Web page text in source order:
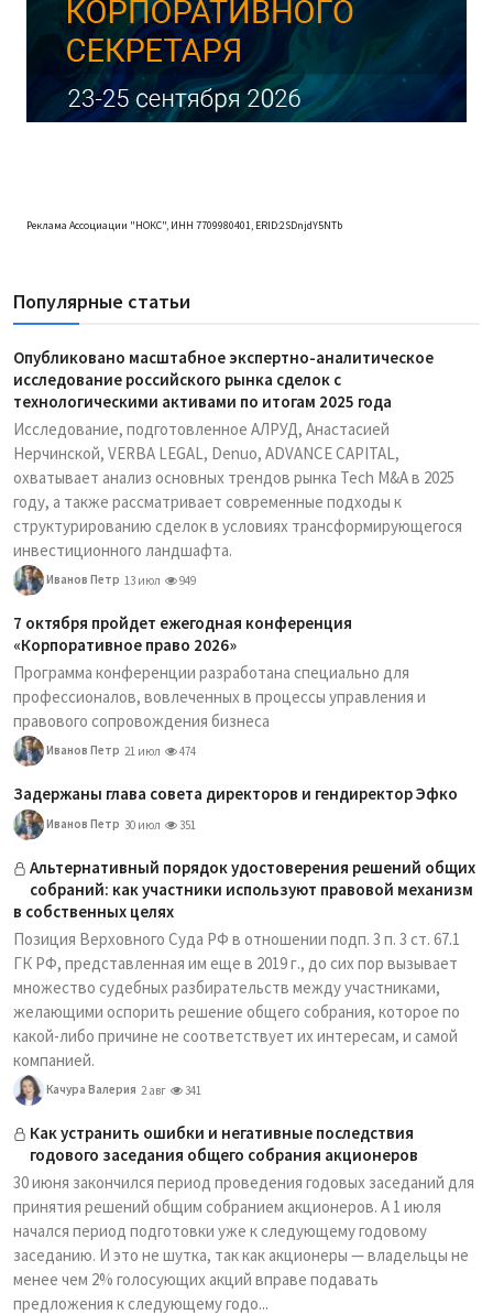
Реклама Ассоциации "НОКС", ИНН 7709980401, ERID:2SDnjdY5NTb
Популярные статьи
Опубликовано масштабное экспертно-аналитическое
исследование российского рынка сделок с
технологическими активами по итогам 2025 года
Исследование, подготовленное АЛРУД, Анастасией
Нерчинской, VERBA LEGAL, Denuo, ADVANCE CAPITAL,
охватывает анализ основных трендов рынка Tech M&A в 2025
году, а также рассматривает современные подходы к
структурированию сделок в условиях трансформирующегося
инвестиционного ландшафта.
Иванов Петр 13 июл 949
7 октября пройдет ежегодная конференция
«Корпоративное право 2026»
Программа конференции разработана специально для
профессионалов, вовлеченных в процессы управления и
правового сопровождения бизнеса
Иванов Петр 21 июл 474
Задержаны глава совета директоров и гендиректор Эфко
Иванов Петр 30 июл 351
Альтернативный порядок удостоверения решений общих
собраний: как участники используют правовой механизм
в собственных целях
Позиция Верховного Суда РФ в отношении подп. 3 п. 3 ст. 67.1
ГК РФ, представленная им еще в 2019 г., до сих пор вызывает
множество судебных разбирательств между участниками,
желающими оспорить решение общего собрания, которое по
какой-либо причине не соответствует их интересам, и самой
компанией.
Качура Валерия 2 авг 341
Как устранить ошибки и негативные последствия
годового заседания общего собрания акционеров
30 июня закончился период проведения годовых заседаний для
принятия решений общим собранием акционеров. А 1 июля
начался период подготовки уже к следующему годовому
заседанию. И это не шутка, так как акционеры — владельцы не
менее чем 2% голосующих акций вправе подавать
предложения к следующему годо...